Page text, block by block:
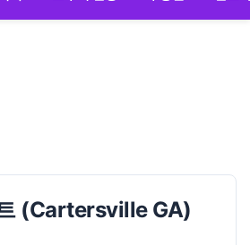
(Cartersville GA)